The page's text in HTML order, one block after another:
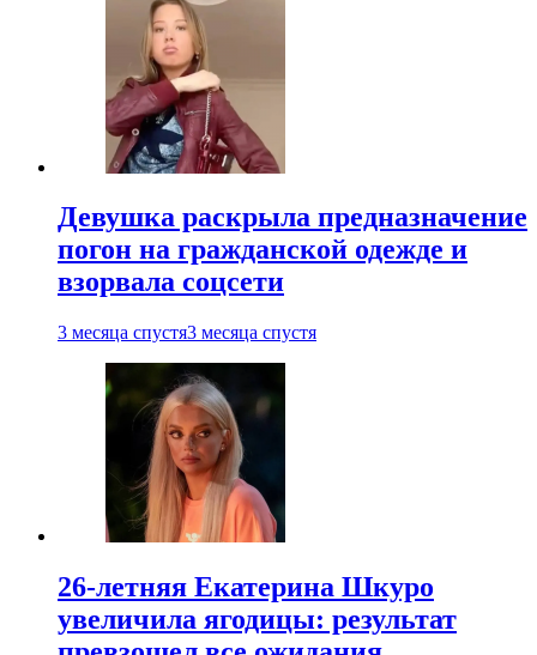
Девушка раскрыла предназначение
погон на гражданской одежде и
взорвала соцсети
3 месяца спустя3 месяца спустя
26-летняя Екатерина Шкуро
увеличила ягодицы: результат